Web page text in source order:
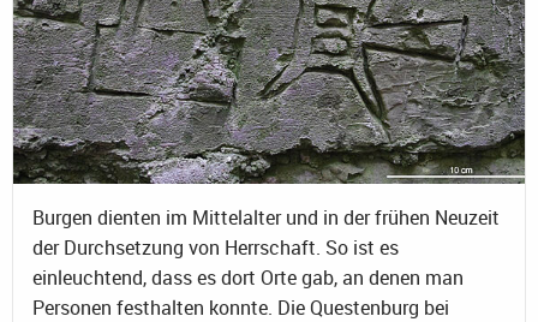
Burgen dienten im Mittelalter und in der frühen Neuzeit
der Durchsetzung von Herrschaft. So ist es
einleuchtend, dass es dort Orte gab, an denen man
Personen festhalten konnte. Die Questenburg bei